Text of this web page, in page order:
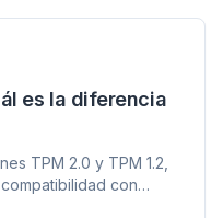
es la diferencia
TPM 2.0 y TPM 1.2,
con
Opera — instala